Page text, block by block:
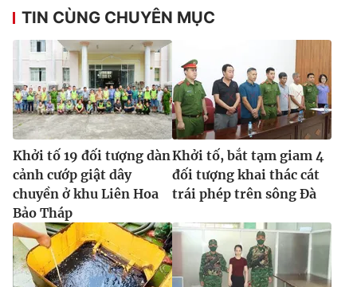
Tổng Biên tập:
Vũ Thanh Thủy
Nguyễn Thị Mỹ Hạnh, Phạm Quốc Thắng,
Nguyễn Trọng Ninh
Tổng đài VTV:024.38 355 931 - 024.38 355 932
Ðiện thoại Thời báo VTV:024.66 897 897
Email:toasoan@vtv.vn
Liên hệ quảng cáo:024-7300.7108
TIN CÙNG CHUYÊN MỤC
Khởi tố 19 đối tượng dàn
cảnh cướp giật dây
chuyền ở khu Liên Hoa
Bảo Tháp
Khởi tố, bắt tạm giam 4
đối tượng khai thác cát
trái phép trên sông Đà